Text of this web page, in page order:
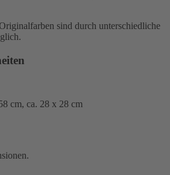
sind durch unterschiedliche
cm, ca. 28 x 28 cm